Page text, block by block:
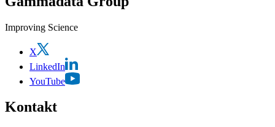
Improving Science
X
LinkedIn
YouTube
Kontakt